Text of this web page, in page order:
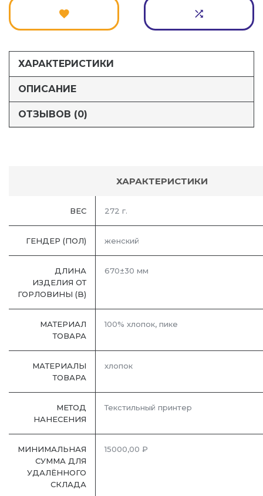
ХАРАКТЕРИСТИКИ
ОПИСАНИЕ
ОТЗЫВОВ (0)
ХАРАКТЕРИСТИКИ
ВЕС 272 г.
ГЕНДЕР (ПОЛ) женский
ДЛИНА
ИЗДЕЛИЯ ОТ
ГОРЛОВИНЫ (B)
670±30 мм
МАТЕРИАЛ
ТОВАРА
100% хлопок, пике
МАТЕРИАЛЫ
ТОВАРА
хлопок
МЕТОД
НАНЕСЕНИЯ
Текстильный принтер
МИНИМАЛЬНАЯ
СУММА ДЛЯ
УДАЛЁННОГО
СКЛАДА
15000,00 ₽